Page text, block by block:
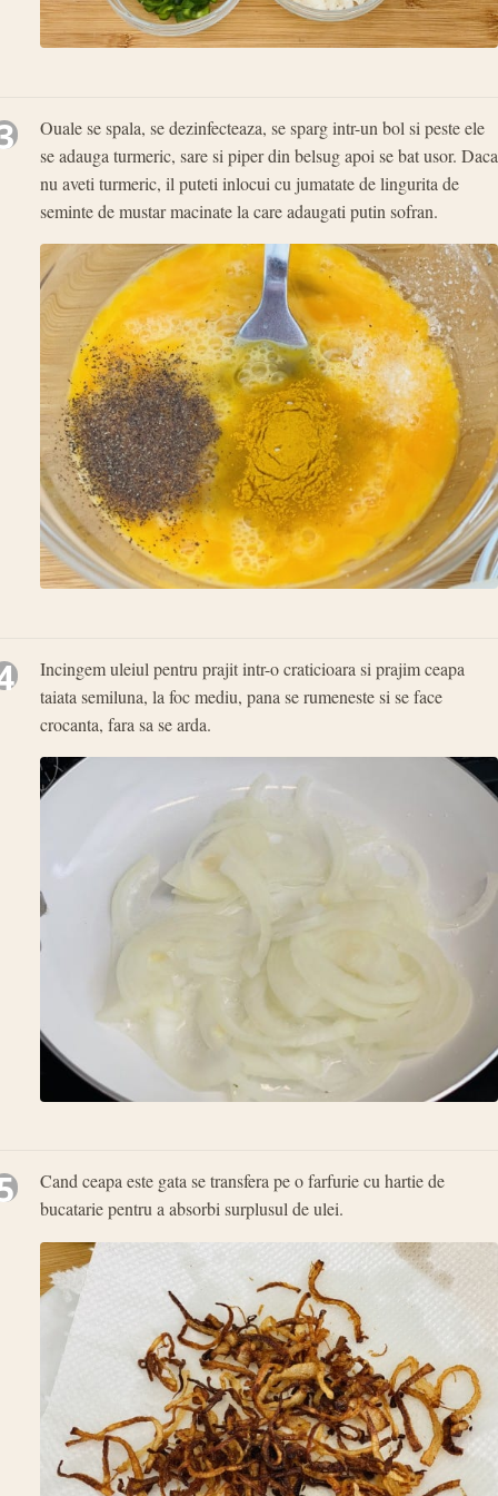
Ouale se spala, se dezinfecteaza, se sparg intr-un bol si peste ele
se adauga turmeric, sare si piper din belsug apoi se bat usor. Daca
nu aveti turmeric, il puteti inlocui cu jumatate de lingurita de
seminte de mustar macinate la care adaugati putin sofran.
Incingem uleiul pentru prajit intr-o craticioara si prajim ceapa
taiata semiluna, la foc mediu, pana se rumeneste si se face
crocanta, fara sa se arda.
Cand ceapa este gata se transfera pe o farfurie cu hartie de
bucatarie pentru a absorbi surplusul de ulei.